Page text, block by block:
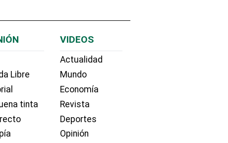
Libre
tinta
VIDEOS
Actualidad
Mundo
Economía
Revista
Deportes
Opinión